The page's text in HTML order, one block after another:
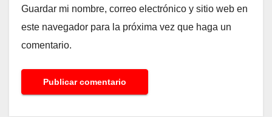
Guardar mi nombre, correo electrónico y sitio web en
este navegador para la próxima vez que haga un
comentario.